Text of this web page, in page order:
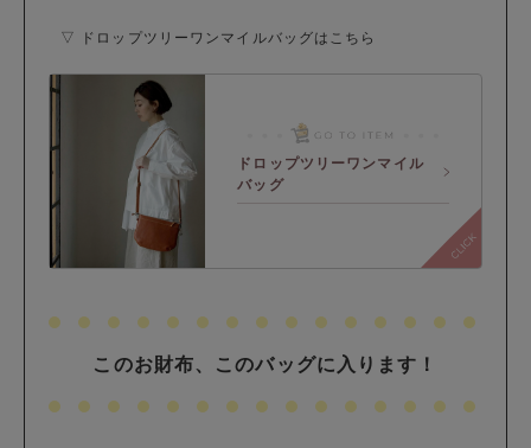
▽ ドロップツリーワンマイルバッグはこちら
ドロップツリーワンマイル
バッグ
このお財布、このバッグに入ります！